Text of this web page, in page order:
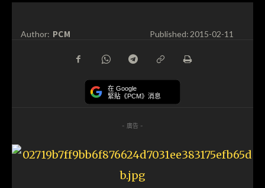
Author: PCM Published:2015-02-11
在 Google
緊貼《PCM》消息
- 廣告 -